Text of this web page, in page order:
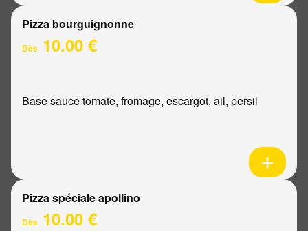
Pizza bourguignonne
Dès 10.00 €
Base sauce tomate, fromage, escargot, ail, persil
Pizza spéciale apollino
Dès 10.00 €